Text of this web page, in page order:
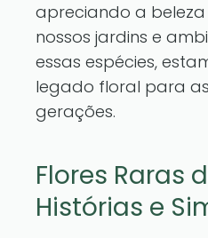
apreciando a beleza
nossos jardins e
essas espécies,
legado floral para
gerações.
Flores Raras
Histórias e